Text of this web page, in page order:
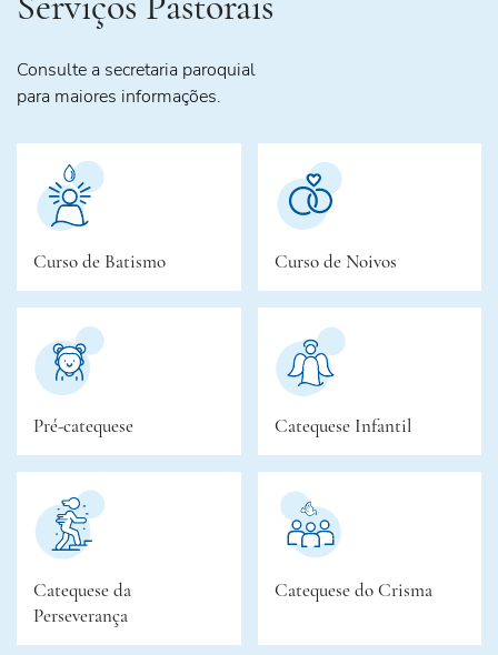
Consulte a secretaria paroquial
para maiores informações.
Curso de Batismo Curso de Noivos
Pré-catequese Catequese Infantil
Catequese da
Perseverança
Catequese do Crisma